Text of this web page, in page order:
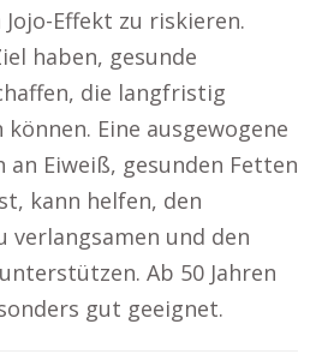
Effekt zu riskieren.
haben, gesunde
die langfristig
Eine ausgewogene
an Eiweiß, gesunden Fetten
kann helfen, den
verlangsamen und den
Ab 50 Jahren
gut geeignet.